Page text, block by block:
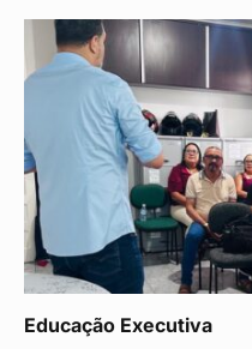
Educação Executiva